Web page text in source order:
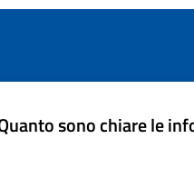
sono chiare le